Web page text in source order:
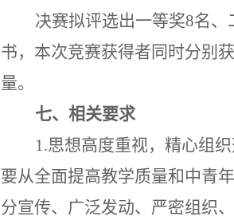
决赛拟评选出一等奖8名、
书，本次竞赛获得者同时分别
量。
七、相关要求
1.思想高度重视，精心组织
要从全面提高教学质量和中青
分宣传、广泛发动、严密组织